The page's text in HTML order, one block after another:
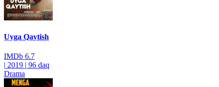
Uyga Qaytish
IMDb 6.7
| 2019 | 96 daq
Drama